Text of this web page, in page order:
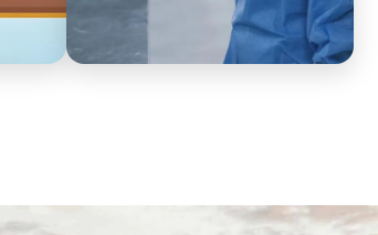
容，实现客户联系方式脱敏，根源杜